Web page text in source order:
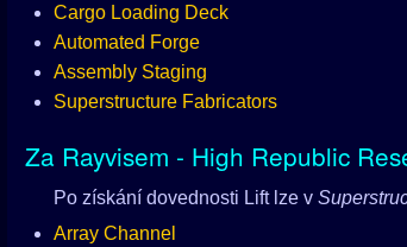
Cargo Loading Deck
Automated Forge
Assembly Staging
Superstructure Fabricators
Za Rayvisem - High Republic
Po získání dovednosti Lift lze v
Array Channel